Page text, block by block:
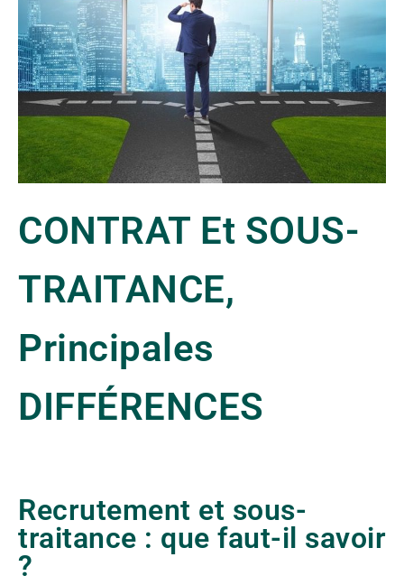
CONTRAT Et SOUS-
TRAITANCE,
Principales
DIFFÉRENCES
Recrutement et sous-
traitance : que faut-il savoir
?